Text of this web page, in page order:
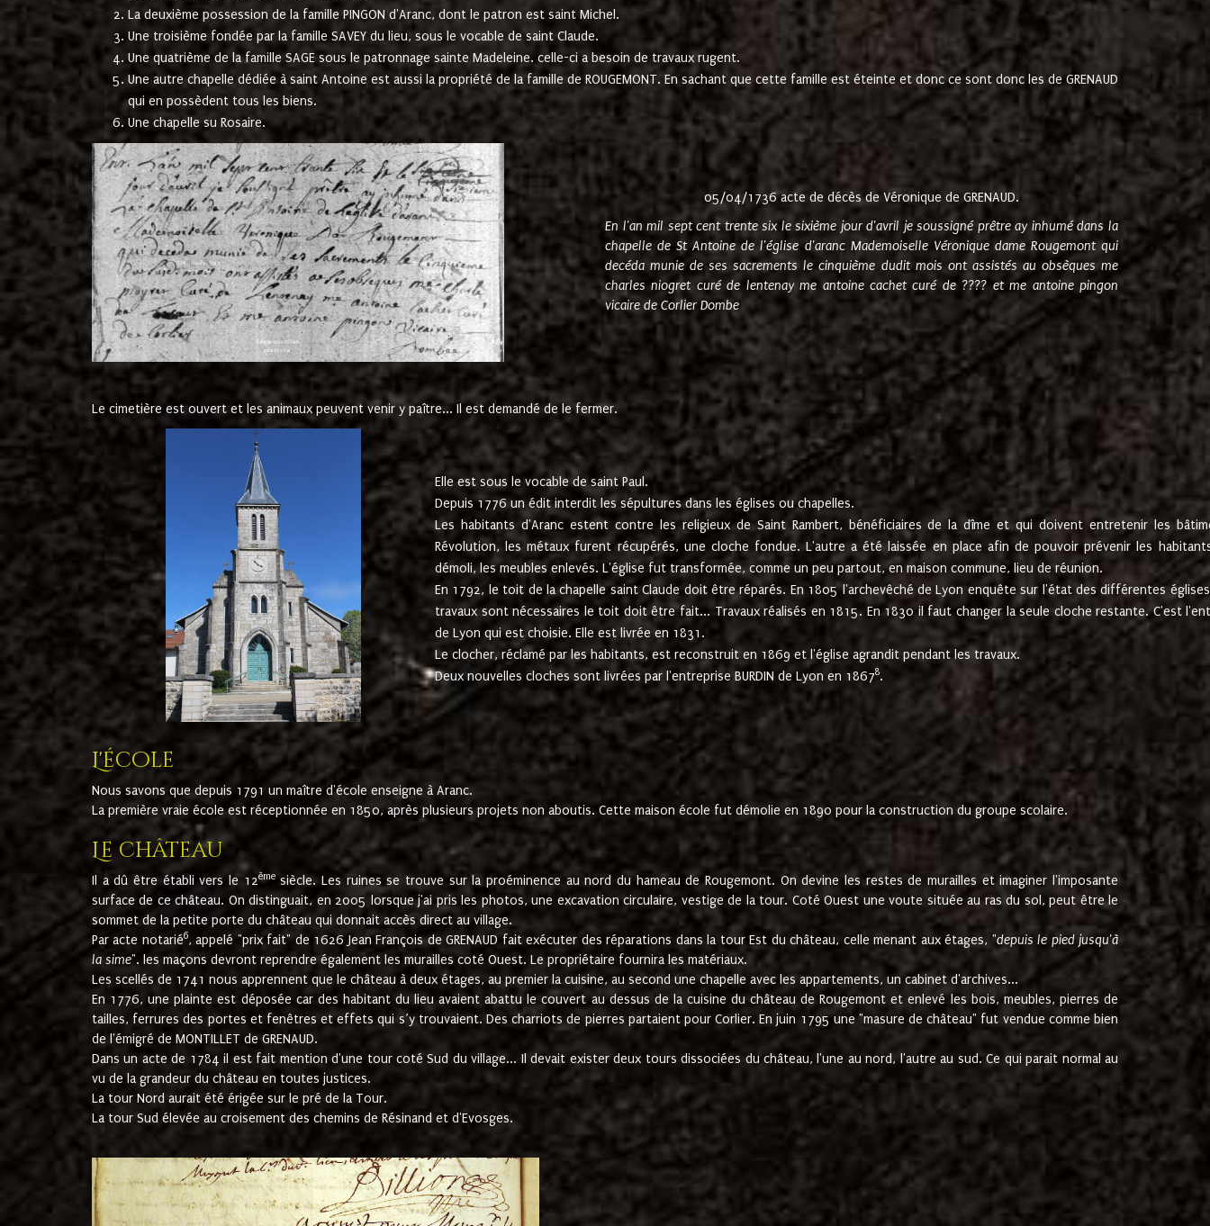
La deuxième possession de la famille PINGON d'Aranc, dont le patron est saint Michel.
Une troisième fondée par la famille SAVEY du lieu, sous le vocable de saint Claude.
Une quatrième de la famille SAGE sous le patronnage sainte Madeleine. celle-ci a besoin de travaux rugent.
Une autre chapelle dédiée à saint Antoine est aussi la propriété de la famille de ROUGEMONT. En sachant que cette famille est éteinte et donc ce sont donc les de GRENAUD
qui en possèdent tous les biens.
Une chapelle su Rosaire.
05/04/1736 acte de décès de Véronique de GRENAUD.
En l'an mil sept cent trente six le sixième jour d'avril je soussigné prêtre ay inhumé dans la
chapelle de St Antoine de l'église d'aranc Mademoiselle Véronique dame Rougemont qui
decéda munie de ses sacrements le cinquième dudit mois ont assistés au obsèques me
charles niogret curé de lentenay me antoine cachet curé de ???? et me antoine pingon
vicaire de Corlier Dombe
Le cimetière est ouvert et les animaux peuvent venir y paître... Il est demandé de le fermer.
Elle est sous le vocable de saint Paul.
Depuis 1776 un édit interdit les sépultures dans les églises ou chapelles.
Les habitants d'Aranc estent contre les religieux de Saint Rambert, bénéficiaires de la dîme et qui doivent entretenir les
Révolution, les métaux furent récupérés, une cloche fondue. L'autre a été laissée en place afin de pouvoir prévenir les
démoli, les meubles enlevés. L'église fut transformée, comme un peu partout, en maison commune, lieu de réunion.
En 1792, le toit de la chapelle saint Claude doit être réparés. En 1805 l'archevêché de Lyon enquête sur l'état des différentes
travaux sont nécessaires le toit doit être fait... Travaux réalisés en 1815. En 1830 il faut changer la seule cloche restante. C'est
de Lyon qui est choisie. Elle est livrée en 1831.
Le clocher, réclamé par les habitants, est reconstruit en 1869 et l'église agrandit pendant les travaux.
Deux nouvelles cloches sont livrées par l'entreprise BURDIN de Lyon en 18678.
L'école
Nous savons que depuis 1791 un maître d'école enseigne à Aranc.
La première vraie école est réceptionnée en 1850, après plusieurs projets non aboutis. Cette maison école fut démolie en 1890 pour la construction du groupe scolaire.
Le château
Il a dû être établi vers le 12èmesiècle. Les ruines se trouve sur la proéminence au nord du hameau de Rougemont. On devine les restes de murailles et imaginer l'imposante
surface de ce château. On distinguait, en 2005 lorsque j'ai pris les photos, une excavation circulaire, vestige de la tour. Coté Ouest une voute située au ras du sol, peut être le
sommet de la petite porte du château qui donnait accès direct au village.
Par acte notarié6, appelé "prix fait" de 1626 Jean François de GRENAUD fait exécuter des réparations dans la tour Est du château, celle menant aux étages, "depuis le pied jusqu'à
la sime". les maçons devront reprendre également les murailles coté Ouest. Le propriétaire fournira les matériaux.
Les scellés de 1741 nous apprennent que le château à deux étages, au premier la cuisine, au second une chapelle avec les appartements, un cabinet d'archives...
En 1776, une plainte est déposée car des habitant du lieu avaient abattu le couvert au dessus de la cuisine du château de Rougemont et enlevé les bois, meubles, pierres de
tailles, ferrures des portes et fenêtres et effets qui s’y trouvaient. Des charriots de pierres partaient pour Corlier. En juin 1795 une "masure de château" fut vendue comme bien
de l'émigré de MONTILLET de GRENAUD.
Dans un acte de 1784 il est fait mention d'une tour coté Sud du village... Il devait exister deux tours dissociées du château, l'une au nord, l'autre au sud. Ce qui parait normal au
vu de la grandeur du château en toutes justices.
La tour Nord aurait été érigée sur le pré de la Tour.
La tour Sud élevée au croisement des chemins de Résinand et d'Evosges.